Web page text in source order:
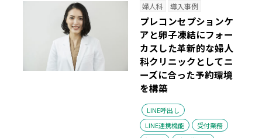
婦人科 導入事例
プレコンセプションケ
アと卵子凍結にフォー
カスした革新的な婦人
科クリニックとしてニ
ーズに合った予約環境
を構築
LINE呼出し
LINE連携機能
受付業務